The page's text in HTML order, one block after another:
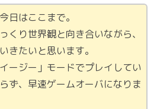
日はここまで。
くり世界観と向き合いながら、
きたいと思います。
ージー」モードでプレイしてい
ず、早速ゲームオーバになりま